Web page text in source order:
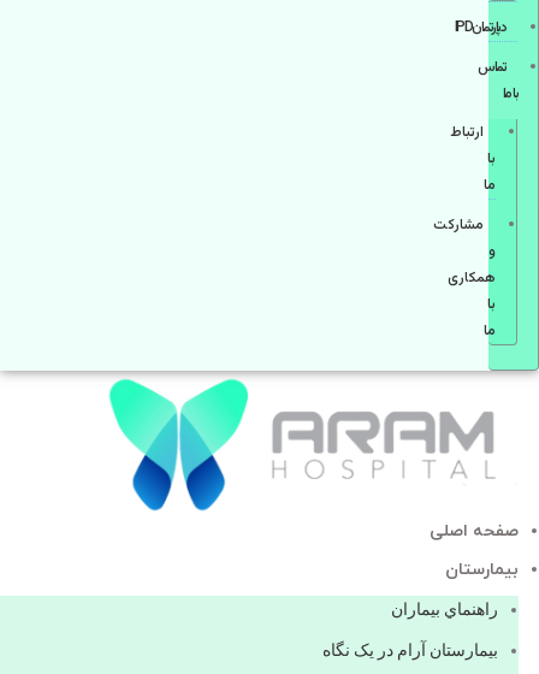
دپارتمانIPD
تماس
با ما
ارتباط
با
ما
مشاركت
و
همكاری
با
ما
صفحه اصلی
بيمارستان
راهنماي بیماران
بیمارستان آرام در یک نگاه